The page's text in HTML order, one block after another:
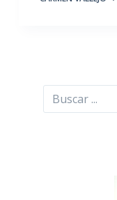
Buscar